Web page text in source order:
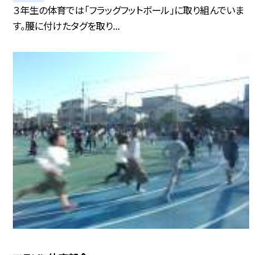
３年生の体育では「フラッグフットボール」に取り組んでいま
す。腰に付けたタグを取り...